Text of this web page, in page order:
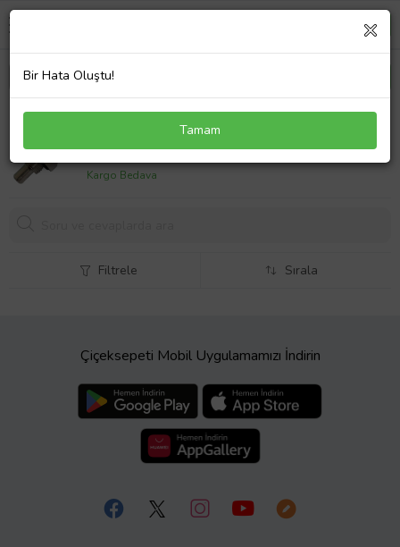
Hotpoint Ariston Uyumlu TX Kombi NTC Sensörü -
501,80 TL
Kargo Bedava
Filtrele Sırala
Çiçeksepeti Mobil Uygulamamızı İndirin
Bir Hata Oluştu!
Tamam